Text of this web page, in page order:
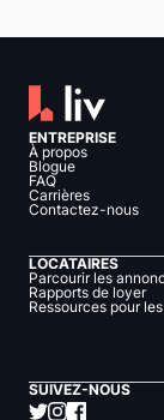
ENTREPRISE
À propos
Blogue
FAQ
Carrières
Contactez-nous
LOCATAIRES
Parcourir les
Rapports de loyer
Ressources pour
SUIVEZ-NOUS